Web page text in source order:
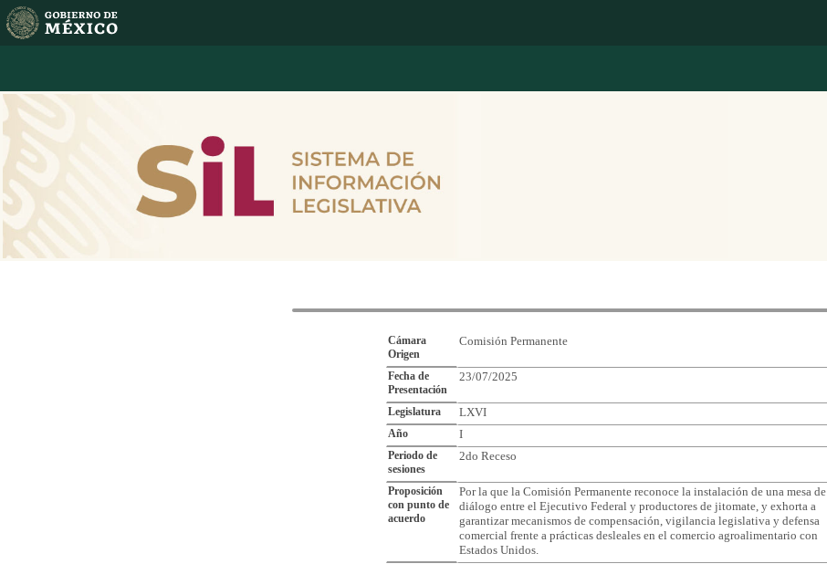
Cámara
Origen
Comisión Permanente
Fecha de
Presentación
23/07/2025
Legislatura LXVI
Año I
Periodo de
sesiones
2do Receso
Proposición
con punto de
acuerdo
Por la que la Comisión Permanente reconoce la instalación de una mesa de
diálogo entre el Ejecutivo Federal y productores de jitomate, y exhorta a
garantizar mecanismos de compensación, vigilancia legislativa y defensa
comercial frente a prácticas desleales en el comercio agroalimentario con
Estados Unidos.